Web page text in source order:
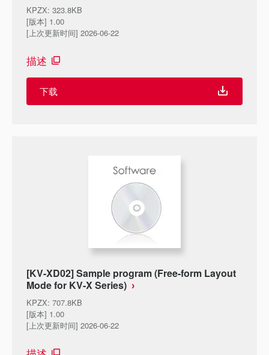
KPZX: 323.8KB
[版本] 1.00
[上次更新时间] 2026-06-22
描述
下载
[KV-XD02] Sample program (Free-form Layout
Mode for KV-X Series)
KPZX: 707.8KB
[版本] 1.00
[上次更新时间] 2026-06-22